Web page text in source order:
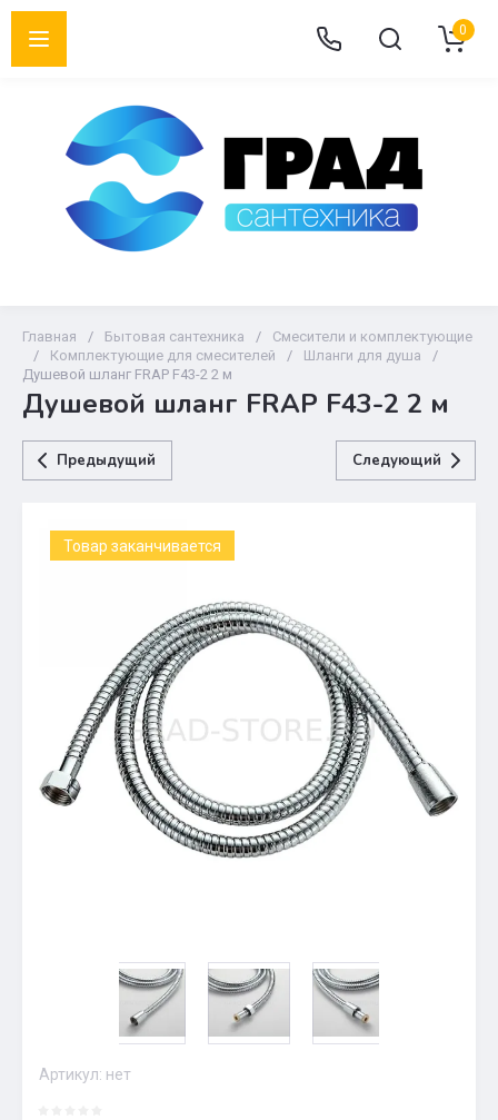
0
Главная / Бытовая сантехника /
Смесители и комплектующие
/
Комплектующие для смесителей / Шланги для душа
/
Душевой шланг FRAP F43-2 2 м
Душевой шланг FRAP F43-2 2 м
Предыдущий Следующий
Товар заканчивается
Артикул: нет